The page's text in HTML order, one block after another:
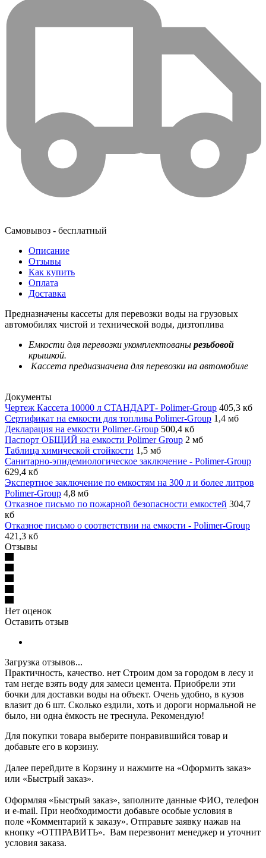
Самовывоз - бесплатный
Описание
Отзывы
Как купить
Оплата
Доставка
Предназначены кассеты для перевозки воды на грузовых
автомобилях чистой и технической воды, дизтоплива
Емкости для перевозки укомплектованы резьбовой
крышкой.
Кассета предназначена для перевозки на автомобиле
Документы
Чертеж Кассета 10000 л СТАНДАРТ- Polimer-Group 405,3 кб
Сертификат на емкости для топлива Polimer-Group 1,4 мб
Декларация на емкости Polimer-Group 500,4 кб
Паспорт ОБЩИЙ на емкости Polimer Group 2 мб
Таблица химической стойкости 1,5 мб
Санитарно-эпидемиологическое заключение - Polimer-Group
629,4 кб
Экспертное заключение по емкостям на 300 л и более литров
Polimer-Group 4,8 мб
Отказное письмо по пожарной безопасности емкостей 304,7
кб
Отказное письмо о соответствии на емкости - Polimer-Group
421,3 кб
Отзывы
Нет оценок
Оставить отзыв
Загрузка отзывов...
Практичность, качество. нет Строим дом за городом в лесу и
там негде взять воду для замеси цемента. Приобрели эти
бочки для доставки воды на объект. Очень удобно, в кузов
влазит до 6 шт. Сколько ездили, хоть и дороги нормальной не
было, ни одна ёмкость не треснула. Рекомендую!
Для покупки товара выберите понравившийся товар и
добавьте его в корзину.
Далее перейдите в Корзину и нажмите на «Оформить заказ»
или «Быстрый заказ».
Оформляя «Быстрый заказ», заполните данные ФИО, телефон
и e-mail. При необходимости добавьте особые условия в
поле «Комментарий к заказу». Отправьте заявку нажав на
кнопку «ОТПРАВИТЬ». Вам перезвонит менеджер и уточнит
условия заказа.